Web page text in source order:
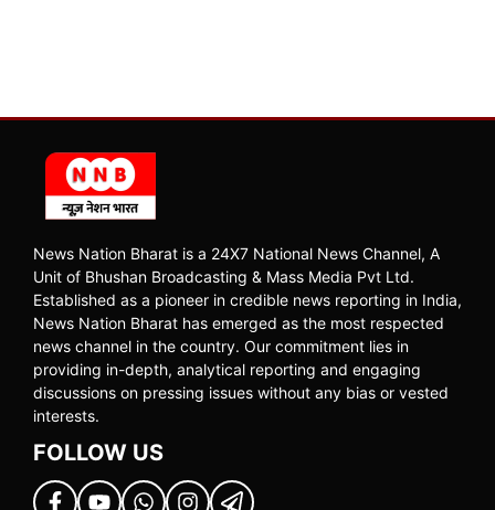
News Nation Bharat is a 24X7 National News Channel, A
Unit of Bhushan Broadcasting & Mass Media Pvt Ltd.
Established as a pioneer in credible news reporting in India,
News Nation Bharat has emerged as the most respected
news channel in the country. Our commitment lies in
providing in-depth, analytical reporting and engaging
discussions on pressing issues without any bias or vested
interests.
FOLLOW US